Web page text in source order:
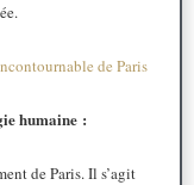
de Paris
humaine :
de Paris. Il s’agit